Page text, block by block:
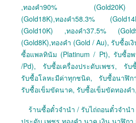
,ทองคำ90%
(Gold18K),ทองคำ58.3%
(Gold10K) ,ทองคำ37.5%
(Gold8K),ทองคำ (Gold / Au), รับซื้อเ
ซื้อแพลทินัม (Platinum / Pt), รับซื้อพ
/Pd), รับซื้อเครื่องประดับเพชร, รับซื้
รับซื้อโลหะมีค่าทุกชนิด, รับซื้อนาฬิ
รับซื้อเข็มขัดนาค, รับซื้อเข็มขัดทองค
ร้านซื้อตั๋วจำนำ / รับไถ่ถอนตั๋วจำนำ